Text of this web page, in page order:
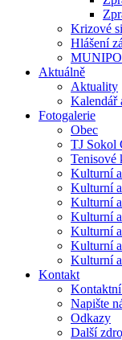
Krizové
Hlášení
Aktuálně
Aktuality
Kalendář
Fotogalerie
Obec
TJ Sokol
Tenisové
Kulturní
Kulturní
Kulturní
Kulturní
Kulturní
Kulturní
Kulturní
Kontakt
Napište
Odkazy
Další